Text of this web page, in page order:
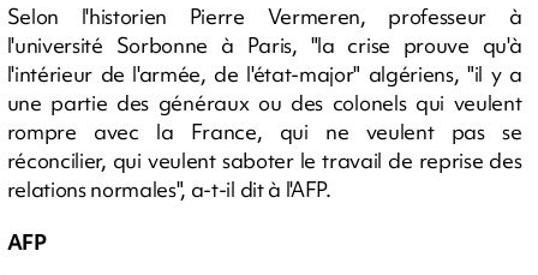
Selon l'historien Pierre Vermeren, professeur à
l'université Sorbonne à Paris, "la crise prouve qu'à
l'intérieur de l'armée, de l'état-major" algériens, "il y a
une partie des généraux ou des colonels qui veulent
rompre avec la France, qui ne veulent pas se
réconcilier, qui veulent saboter le travail de reprise des
relations normales", a-t-il dit à l'AFP.
AFP